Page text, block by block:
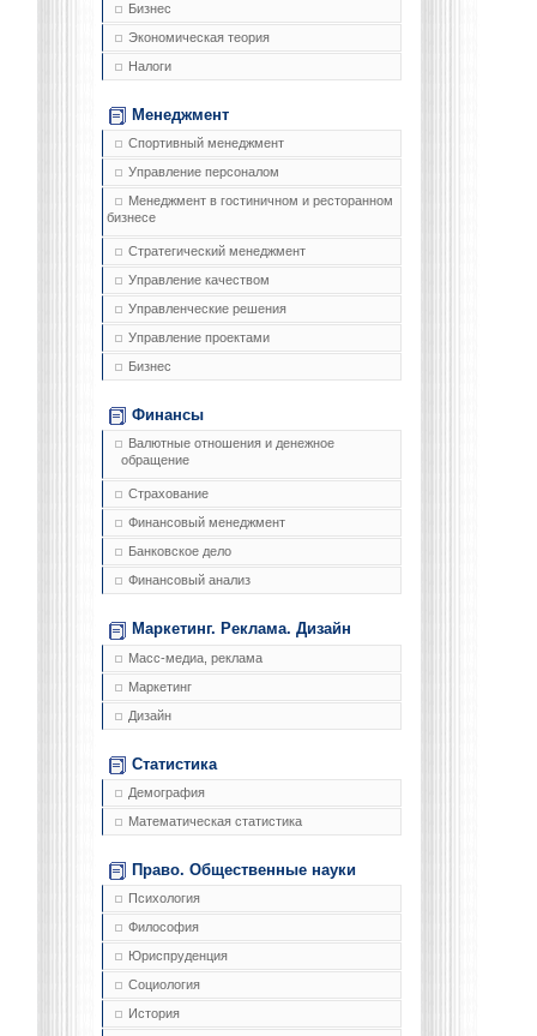
Бизнес
Экономическая теория
Налоги
Менеджмент
Спортивный менеджмент
Управление персоналом
Менеджмент в гостиничном и ресторанном
бизнесе
Стратегический менеджмент
Управление качеством
Управленческие решения
Управление проектами
Бизнес
Финансы
Валютные отношения и денежное
обращение
Страхование
Финансовый менеджмент
Банковское дело
Финансовый анализ
Маркетинг. Реклама. Дизайн
Масс-медиа, реклама
Маркетинг
Дизайн
Статистика
Демография
Математическая статистика
Право. Общественные науки
Психология
Философия
Юриспруденция
Социология
История